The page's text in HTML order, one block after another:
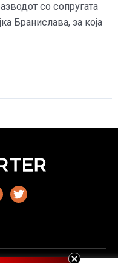
со сопругата
Бранислава, за која